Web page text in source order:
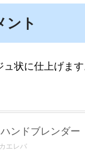
ント
状に仕上げま
ンドブレンダー
カエレバ